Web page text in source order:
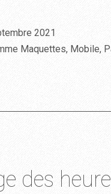
2021
Maquettes, Mobile,
des